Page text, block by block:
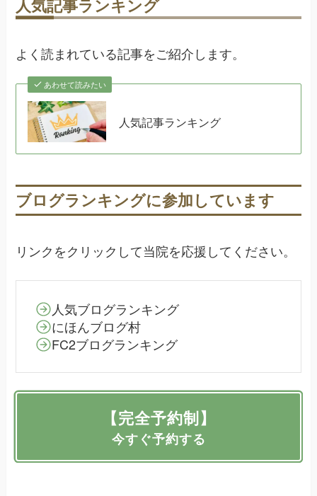
人気記事ランキング
よく読まれている記事をご紹介します。
あわせて読みたい
人気記事ランキング
ブログランキングに参加しています
リンクをクリックして当院を応援してください。
人気ブログランキング
にほんブログ村
FC2ブログランキング
【完全予約制】
今すぐ予約する